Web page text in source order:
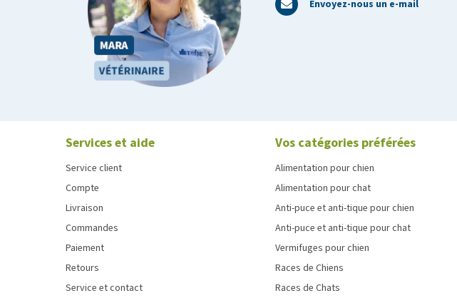
Envoyez-nous un e-mail
Services et aide
Service client
Compte
Livraison
Commandes
Paiement
Retours
Service et contact
Vos catégories préférées
Alimentation pour chien
Alimentation pour chat
Anti-puce et anti-tique pour chien
Anti-puce et anti-tique pour chat
Vermifuges pour chien
Races de Chiens
Races de Chats